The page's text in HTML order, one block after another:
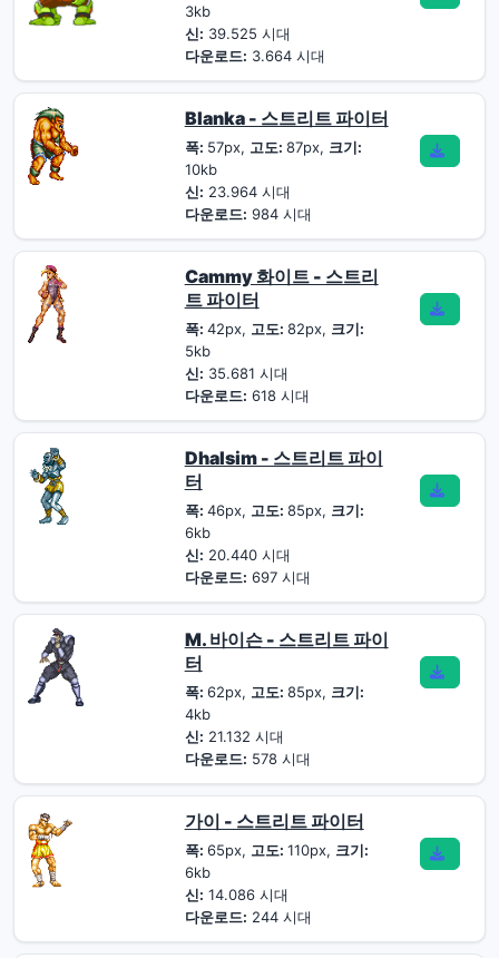
3kb
신: 39.525 시대
다운로드: 3.664 시대
Blanka - 스트리트 파이터
폭: 57px, 고도: 87px, 크기:
10kb
신: 23.964 시대
다운로드: 984 시대
Cammy 화이트 - 스트리
트 파이터
폭: 42px, 고도: 82px, 크기:
5kb
신: 35.681 시대
다운로드: 618 시대
Dhalsim - 스트리트 파이
터
폭: 46px, 고도: 85px, 크기:
6kb
신: 20.440 시대
다운로드: 697 시대
M. 바이슨 - 스트리트 파이
터
폭: 62px, 고도: 85px, 크기:
4kb
신: 21.132 시대
다운로드: 578 시대
가이 - 스트리트 파이터
폭: 65px, 고도: 110px, 크기:
6kb
신: 14.086 시대
다운로드: 244 시대